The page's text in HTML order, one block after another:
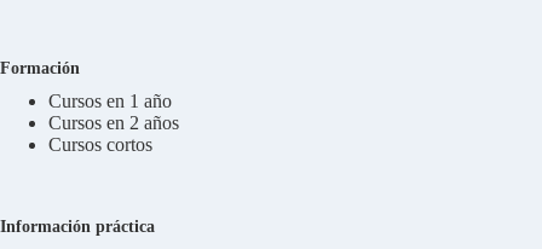
Formación
Cursos en 1 año
Cursos en 2 años
Cursos cortos
Información práctica